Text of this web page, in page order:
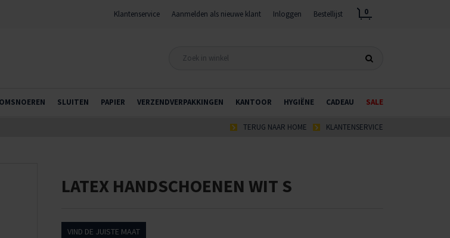
Klantenservice Aanmelden als nieuwe klant Inloggen Bestellijst 0
OMSNOEREN SLUITEN PAPIER VERZENDVERPAKKINGEN KANTOOR HYGIËNE CADEAU SALE
KLANTENSERVICE
TERUG NAAR HOME
LATEX HANDSCHOENEN WIT S
VIND DE JUISTE MAAT